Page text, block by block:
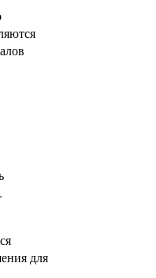
для